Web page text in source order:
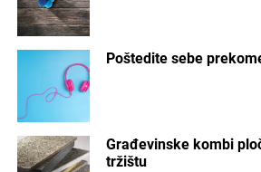
Poštedite sebe
Građevinske kombi
tržištu